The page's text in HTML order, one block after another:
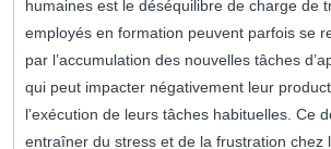
humaines est le déséquilibre de charge de
employés en formation peuvent parfois se
par l’accumulation des nouvelles tâches
qui peut impacter négativement leur
l’exécution de leurs tâches habituelles. Ce
entraîner du stress et de la frustration chez